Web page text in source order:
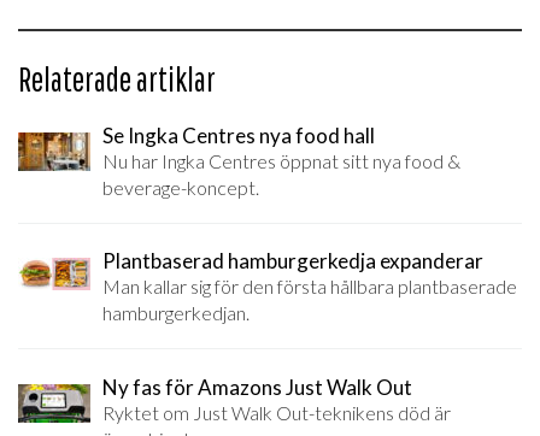
Relaterade artiklar
Se Ingka Centres nya food hall
Nu har Ingka Centres öppnat sitt nya food &
beverage-koncept.
Plantbaserad hamburgerkedja expanderar
Man kallar sig för den första hållbara plantbaserade
hamburgerkedjan.
Ny fas för Amazons Just Walk Out
Ryktet om Just Walk Out-teknikens död är